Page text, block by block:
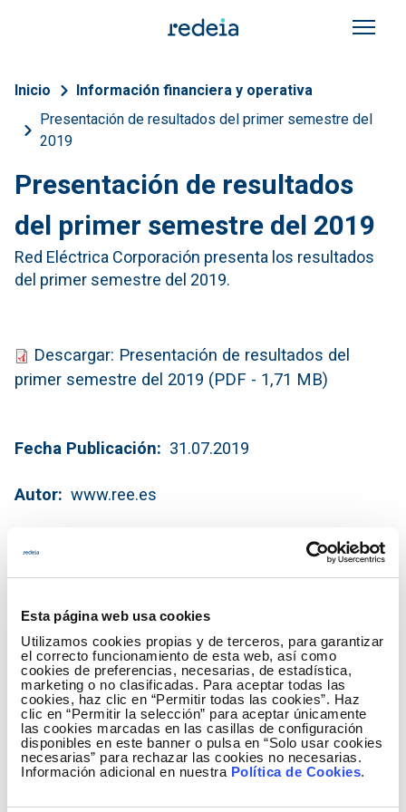
Esta página web usa cookies
Utilizamos cookies propias y de terceros, para garantizar
el correcto funcionamiento de esta web, así como
cookies de preferencias, necesarias, de estadística,
marketing o no clasificadas. Para aceptar todas las
cookies, haz clic en “Permitir todas las cookies”. Haz
clic en “Permitir la selección” para aceptar únicamente
las cookies marcadas en las casillas de configuración
disponibles en este banner o pulsa en “Solo usar cookies
necesarias” para rechazar las cookies no necesarias.
Información adicional en nuestra Política de Cookies.
Sobrescribir enlaces de
Inicio
Información financiera y operativa
Presentación de resultados del primer semestre del
2019
Presentación de resultados
del primer semestre del 2019
Red Eléctrica Corporación presenta los resultados
del primer semestre del 2019.
Descargar: Presentación de resultados del
primer semestre del 2019 (PDF - 1,71 MB)
Fecha Publicación 31.07.2019
Autor www.ree.es